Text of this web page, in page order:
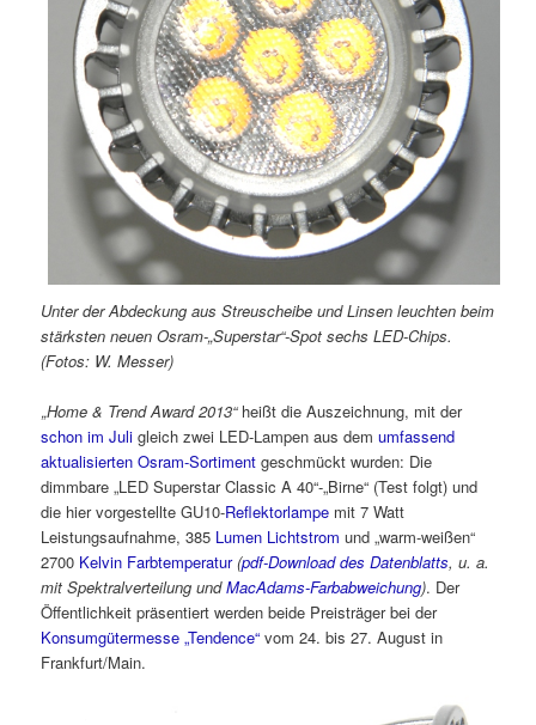
Unter der Abdeckung aus Streuscheibe und Linsen leuchten beim
stärksten neuen Osram-„Superstar“-Spot sechs LED-Chips.
(Fotos: W. Messer)
„Home & Trend Award 2013“heißt die Auszeichnung, mit der
schon im Juli gleich zwei LED-Lampen aus demumfassend
aktualisierten Osram-Sortiment geschmückt wurden: Die
dimmbare „LED Superstar Classic A 40“-„Birne“ (Test folgt) und
die hier vorgestellte GU10-Reflektorlampe mit 7 Watt
Leistungsaufnahme, 385 Lumen Lichtstrom und „warm-weißen“
2700 Kelvin Farbtemperatur (pdf-Download des Datenblatts, u. a.
mit Spektralverteilung undMacAdams-Farbabweichung). Der
Öffentlichkeit präsentiert werden beide Preisträger bei der
Konsumgütermesse „Tendence“ vom 24. bis 27. August in
Frankfurt/Main.